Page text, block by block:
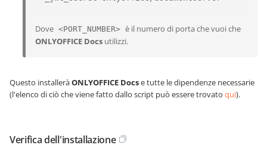
Dove <PORT_NUMBER> è il numero di porta che vuoi che
ONLYOFFICE Docs utilizzi.
Questo installeràONLYOFFICE Docse tutte le dipendenze necessarie
(l'elenco di ciò che viene fatto dallo script può essere trovato qui).
Verifica dell'installazione